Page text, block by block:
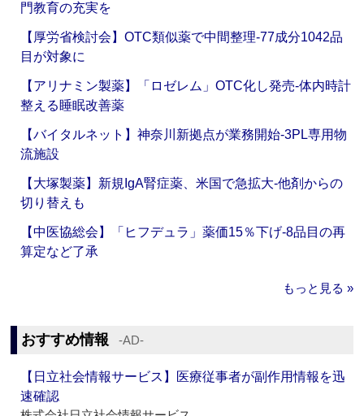
門教育の充実を
【厚労省検討会】OTC類似薬で中間整理‐77成分1042品
目が対象に
【アリナミン製薬】「ロゼレム」OTC化し発売‐体内時計
整える睡眠改善薬
【バイタルネット】神奈川新拠点が業務開始‐3PL専用物
流施設
【大塚製薬】新規IgA腎症薬、米国で急拡大‐他剤からの
切り替えも
【中医協総会】「ヒフデュラ」薬価15％下げ‐8品目の再
算定など了承
もっと見る »
おすすめ情報 ‐AD‐
【日立社会情報サービス】医療従事者が副作用情報を迅
速確認